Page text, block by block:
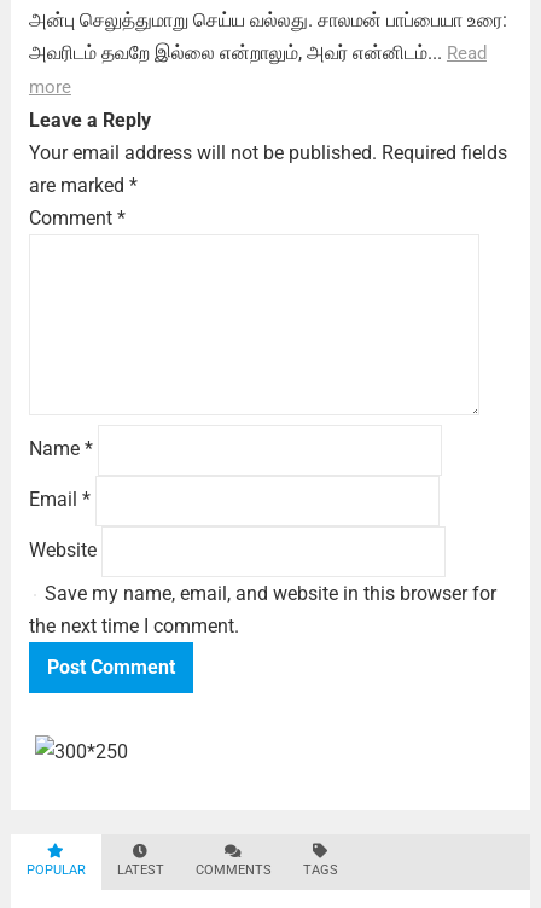
அன்பு செலுத்துமாறு செய்ய வல்லது. சாலமன் பாப்பையா உரை:
அவரிடம் தவறே இல்லை என்றாலும், அவர் என்னிடம்... Read
more
Leave a Reply
Your email address will not be published. Required fields
are marked *
Comment *
Name *
Email *
Website
Save my name, email, and website in this browser for
the next time I comment.
POPULAR LATEST COMMENTS TAGS